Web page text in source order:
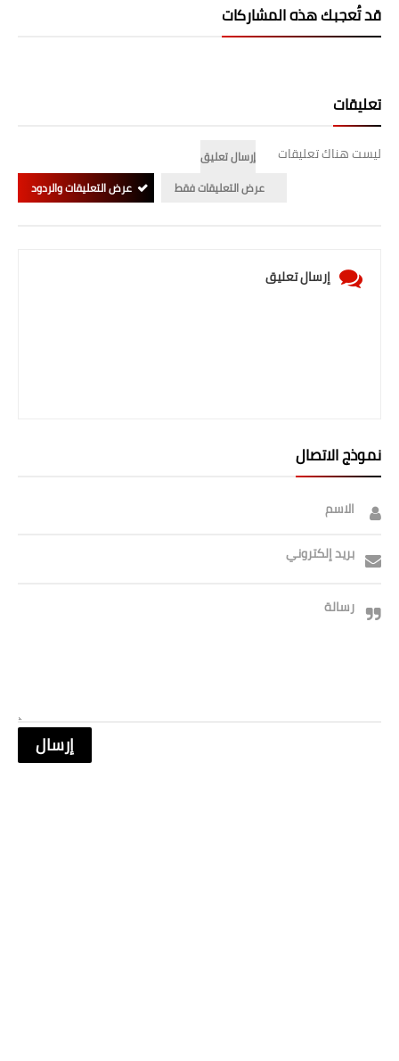
قد تُعجبك هذه المشاركات
تعليقات
ليست هناك تعليقات
إرسال تعليق
عرض التعليقات فقط
عرض التعليقات والردود
إرسال تعليق
نموذج الاتصال
الاسم
بريد إلكتروني
رسالة